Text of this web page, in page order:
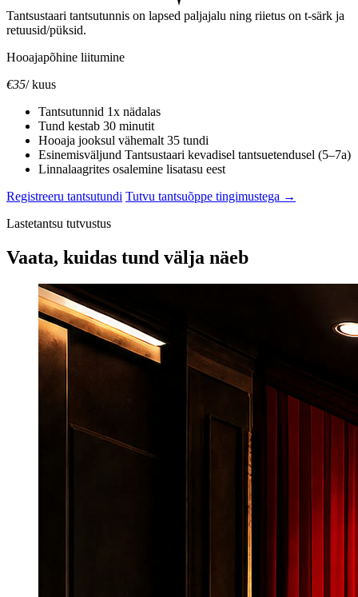
Tantsustaari tantsutunnis on lapsed paljajalu ning riietus on t-särk ja
retuusid/püksid.
Hooajapõhine liitumine
€35/ kuus
Tantsutunnid 1x nädalas
Tund kestab 30 minutit
Hooaja jooksul vähemalt 35 tundi
Esinemisväljund Tantsustaari kevadisel tantsuetendusel (5–7a)
Linnalaagrites osalemine lisatasu eest
Registreeru tantsutundi Tutvu tantsuõppe tingimustega →
Lastetantsu tutvustus
Vaata, kuidas tund välja näeb